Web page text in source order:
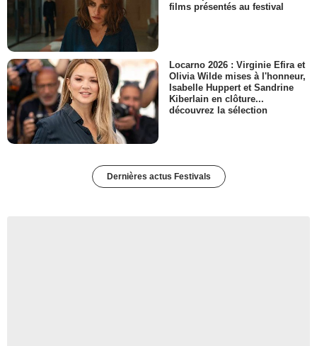
films présentés au festival
Locarno 2026 : Virginie Efira et
Olivia Wilde mises à l'honneur,
Isabelle Huppert et Sandrine
Kiberlain en clôture...
découvrez la sélection
Dernières actus Festivals